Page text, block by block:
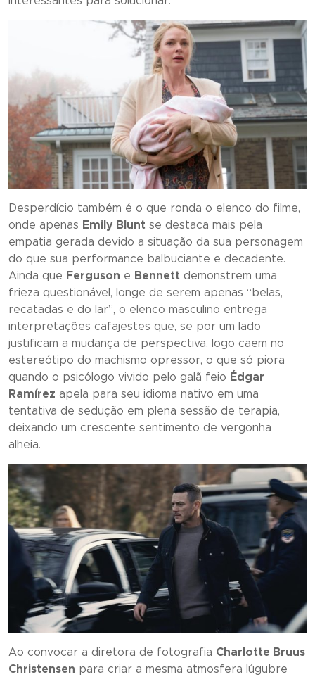
Desperdício também é o que ronda o elenco do filme,
onde apenas Emily Blunt se destaca mais pela
empatia gerada devido a situação da sua personagem
do que sua performance balbuciante e decadente.
Ainda que Ferguson e Bennett demonstrem uma
frieza questionável, longe de serem apenas “belas,
recatadas e do lar”, o elenco masculino entrega
interpretações cafajestes que, se por um lado
justificam a mudança de perspectiva, logo caem no
estereótipo do machismo opressor, o que só piora
quando o psicólogo vivido pelo galã feio Édgar
Ramírez apela para seu idioma nativo em uma
tentativa de sedução em plena sessão de terapia,
deixando um crescente sentimento de vergonha
alheia.
Ao convocar a diretora de fotografia Charlotte Bruus
Christensen para criar a mesma atmosfera lúgubre